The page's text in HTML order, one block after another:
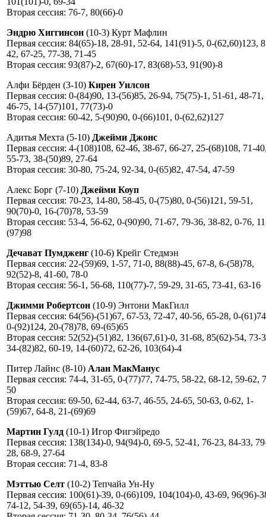
Вторая сессия: 76-7, 80(66)-0
Эндрю Хиггинсон (10-3) Курт Мафлин
Первая сессия: 84(65)-18, 28-91, 52-64, 141(91)-5, 0-(62,60)123,
42, 67-25, 77-38, 71-45
Вторая сессия: 93(87)-2, 67(60)-17, 83(68)-53, 91(90)-8
Алфи Бёрден (3-10) Кирен Уилсон
Первая сессия: 0-(84)90, 13-(56)85, 26-94, 75(75)-1, 51-61, 48-71,
46-75, 14-(57)101, 77(73)-0
Вторая сессия: 60-42, 5-(90)90, 0-(66)101, 0-(62,62)127
Адитья Мехта (5-10) Джейми Джонс
Первая сессия: 4-(108)108, 62-46, 38-67, 66-27, 25-(68)108, 71-
55-73, 38-(50)89, 27-64
Вторая сессия: 30-80, 75-24, 92-34, 0-(65)82, 47-54, 47-59
Алекс Борг (7-10) Джейми Коуп
Первая сессия: 70-23, 14-80, 58-45, 0-(75)80, 0-(56)121, 59-51,
90(70)-0, 16-(70)78, 53-59
Вторая сессия: 53-4, 56-62, 0-(90)90, 71-67, 79-36, 38-82, 0-76,
(97)98
Дечават Пумдженг (10-6) Крейг Стедмэн
Первая сессия: 22-(59)69, 1-57, 71-0, 88(88)-45, 67-8, 6-(58)78,
92(52)-8, 41-60, 78-0
Вторая сессия: 56-1, 56-68, 110(77)-7, 59-29, 31-65, 73-41, 63-16
Джимми Робертсон (10-9) Энтони МакГилл
Первая сессия: 64(56)-(51)67, 67-53, 72-47, 40-56, 65-28, 0-
0-(92)124, 20-(78)78, 69-(65)65
Вторая сессия: 52(52)-(51)82, 136(67,61)-0, 31-68, 85(62)-54, 73-
34-(82)82, 60-19, 14-(60)72, 62-26, 103(64)-4
Питер Лайнс (8-10) Алан МакМанус
Первая сессия: 74-4, 31-65, 0-(77)77, 74-75, 58-22, 68-12, 59-62,
50
Вторая сессия: 69-50, 62-44, 63-7, 46-55, 24-65, 50-63, 0-62, 1-
(59)67, 64-8, 21-(69)69
Мартин Гулд (10-1) Игор Фигэйредо
Первая сессия: 138(134)-0, 94(94)-0, 69-5, 52-41, 76-23, 84-33,
28, 68-9, 27-64
Вторая сессия: 71-4, 83-8
Мэттью Селт (10-2) Тепчайа Ун-Ну
Первая сессия: 100(61)-39, 0-(66)109, 104(104)-0, 43-69, 96(96)-
74-12, 54-39, 69(65)-14, 46-32